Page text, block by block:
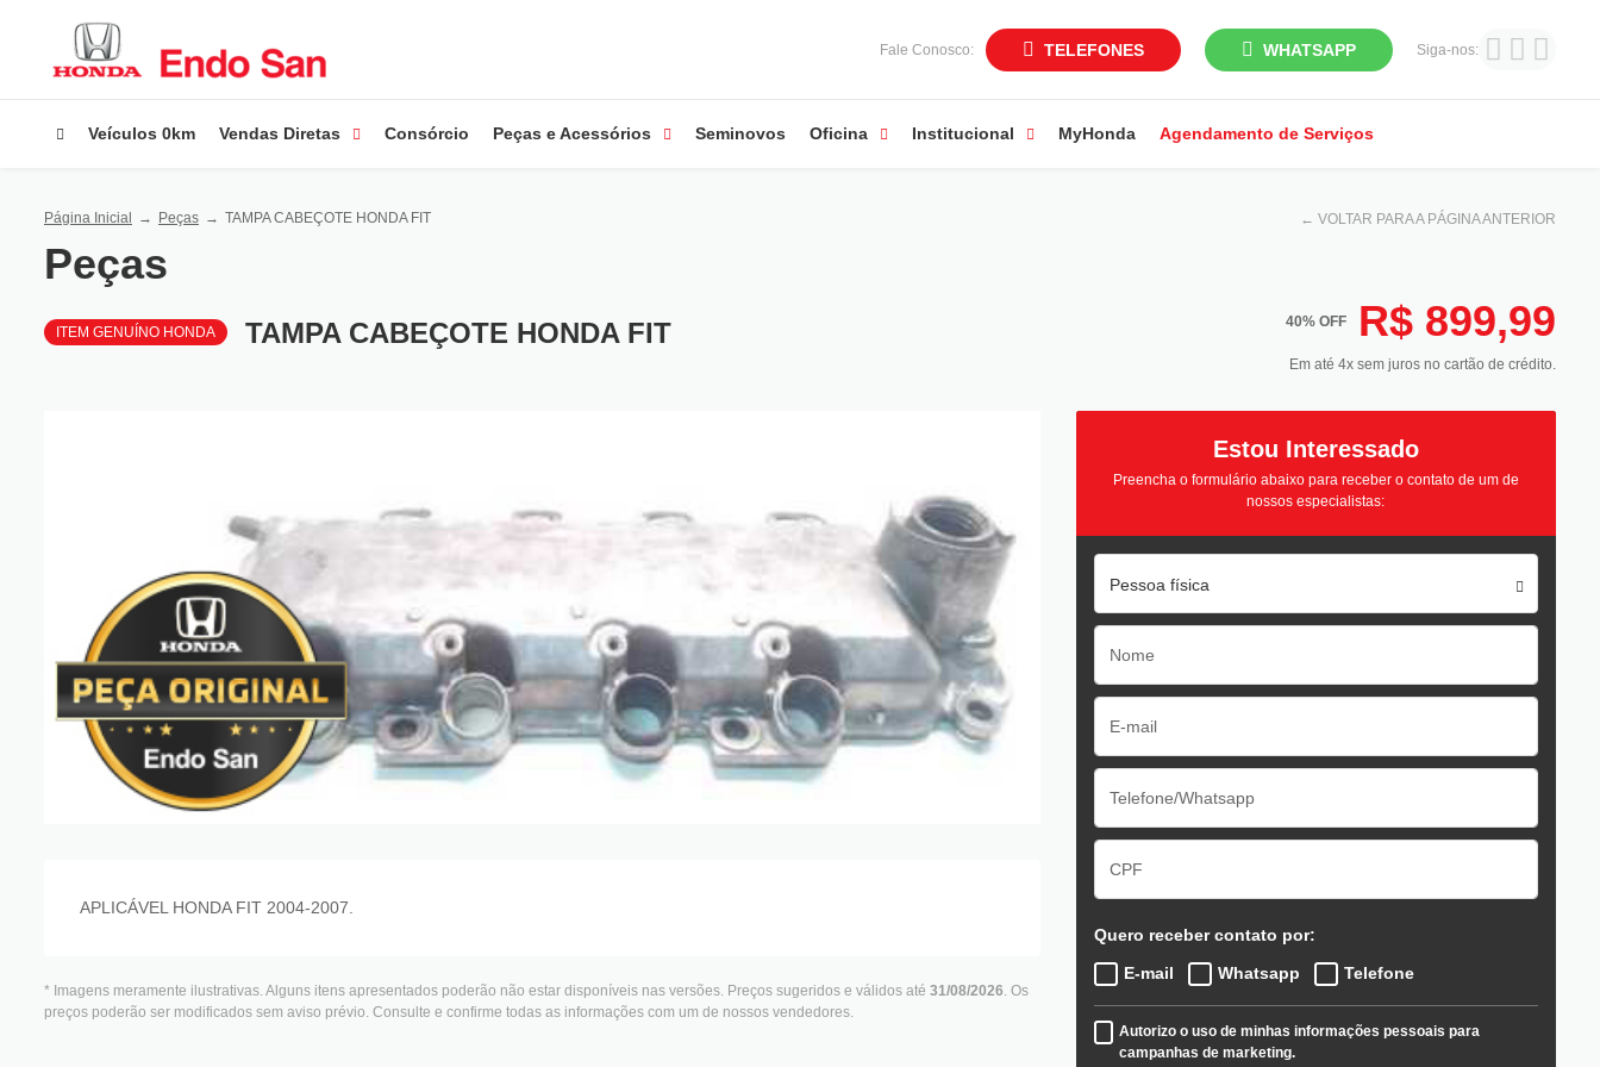
Fale Conosco: TELEFONES WHATSAPP Siga-nos:
Veículos 0km Vendas Diretas Consórcio Peças e Acessórios Seminovos Oficina Institucional MyHonda Agendamento de Serviços
Página Inicial Peças TAMPA CABEÇOTE HONDA FIT ← VOLTAR PARA A PÁGINA ANTERIOR
Peças
ITEM GENUÍNO HONDA TAMPA CABEÇOTE HONDA FIT 40% OFF R$ 899,99
Em até 4x sem juros no cartão de crédito.
APLICÁVEL HONDA FIT 2004-2007.
* Imagens meramente ilustrativas. Alguns itens apresentados poderão não estar disponíveis nas versões. Preços sugeridos e válidos até 31/08/2026. Os
preços poderão ser modificados sem aviso prévio. Consulte e confirme todas as informações com um de nossos vendedores.
Estou Interessado
Preencha o formulário abaixo para receber o contato de um de
nossos especialistas:
Pessoa física
Quero receber contato por:
E-mail
Whatsapp Telefone
Autorizo o uso de minhas informações pessoais para
campanhas de marketing.